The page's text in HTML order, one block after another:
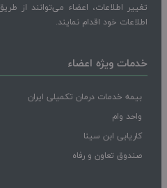
تغییر اطلاعات، اعضاء می‌توانند از
اطلاعات خود اقدام نمایند.
خدمات ویژه اعضاء
بیمه خدمات درمان تکمیلی ایران
واحد وام
کاریابی ابن سینا
صندوق تعاون و رفاه